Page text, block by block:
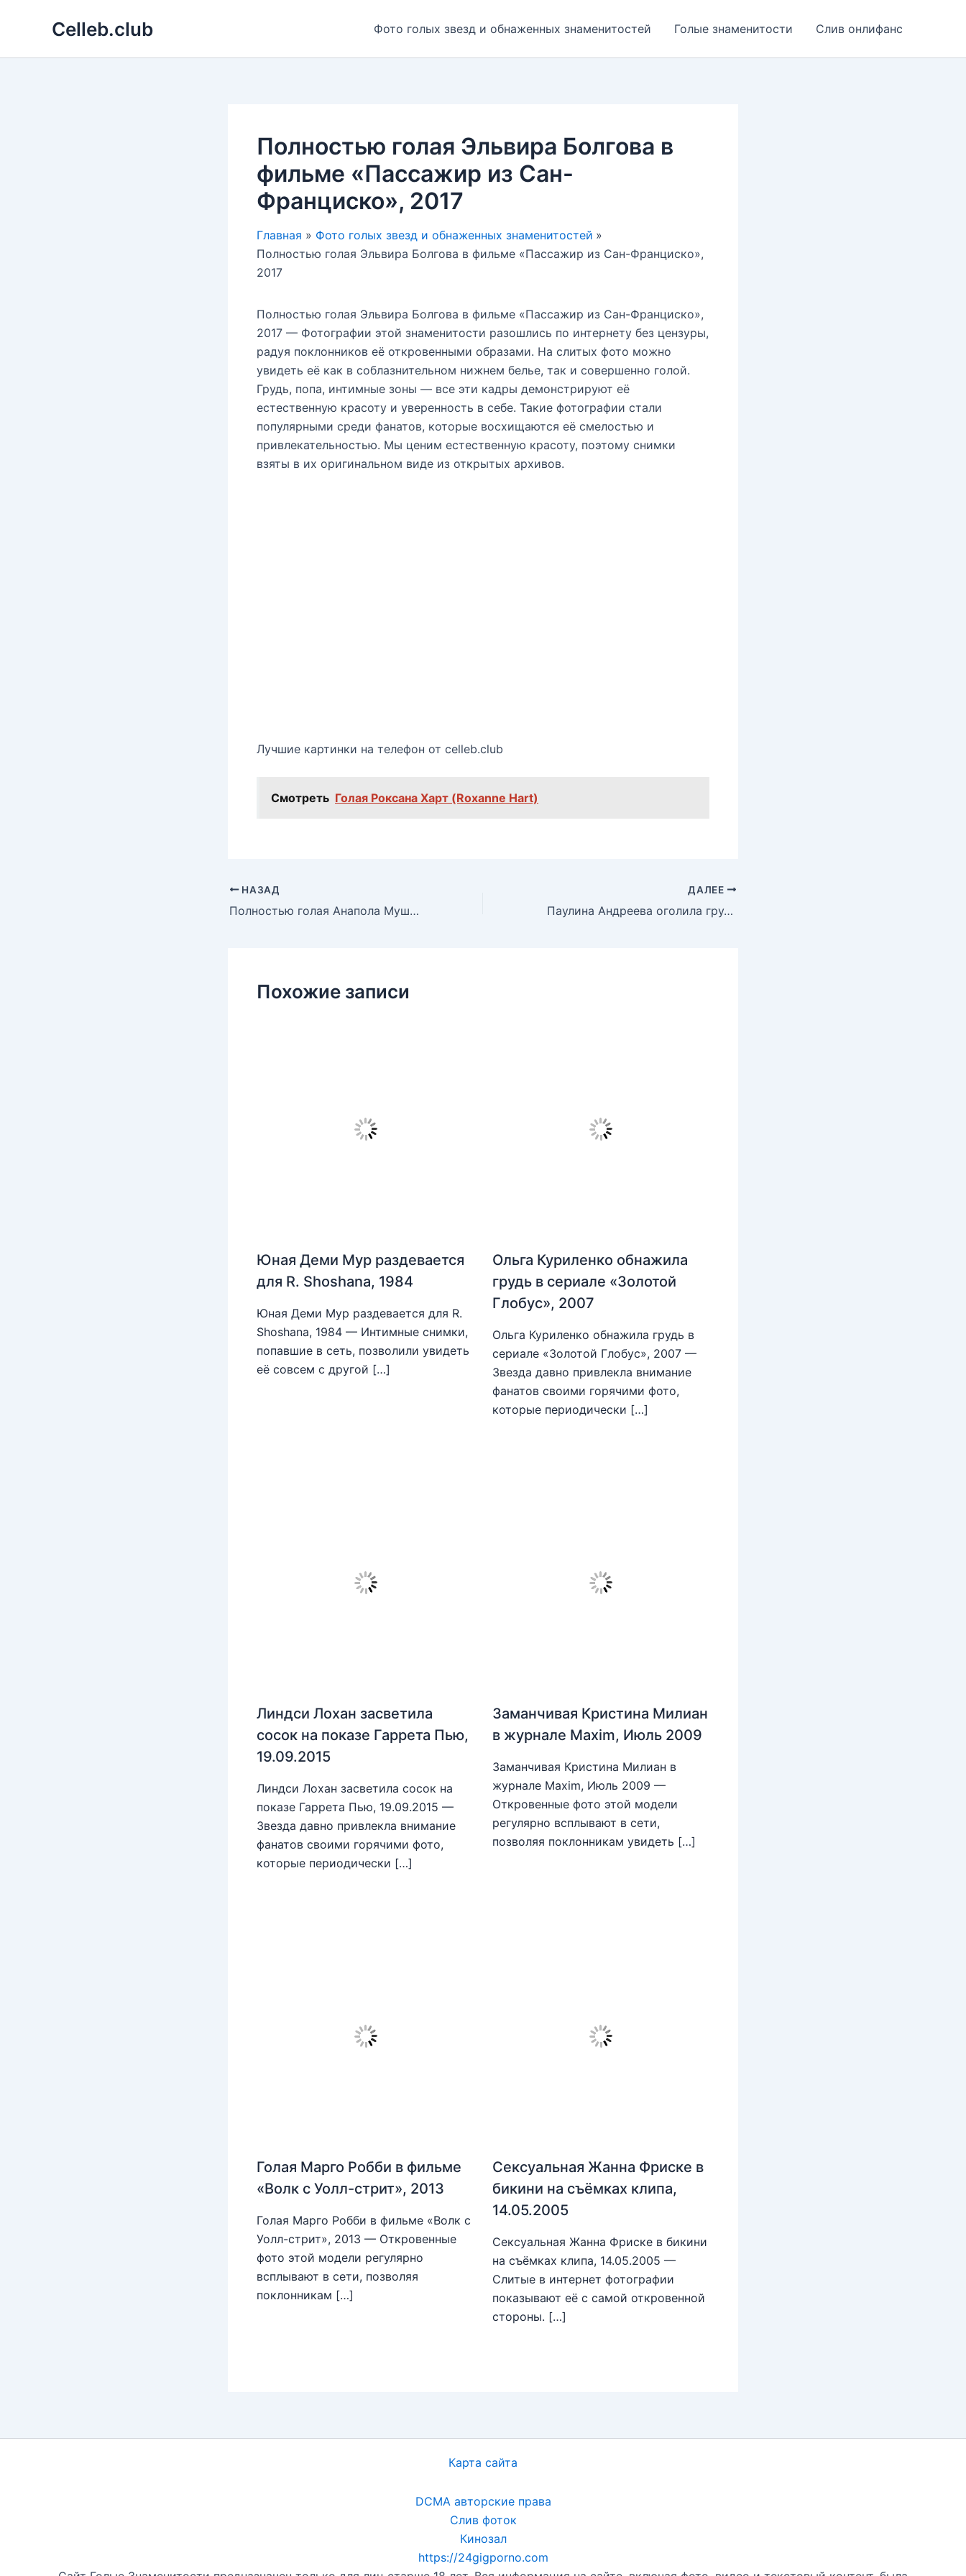
Celleb.club Фото голых звезд и обнаженных знаменитостей Голые знаменитости Слив онлифанс
Полностью голая Эльвира Болгова в
фильме «Пассажир из Сан-
Франциско», 2017
Главная
Фото голых звезд и обнаженных знаменитостей
Полностью голая Эльвира Болгова в фильме «Пассажир из Сан-Франциско»,
2017
Полностью голая Эльвира Болгова в фильме «Пассажир из Сан-Франциско»,
2017 — Фотографии этой знаменитости разошлись по интернету без цензуры,
радуя поклонников её откровенными образами. На слитых фото можно
увидеть её как в соблазнительном нижнем белье, так и совершенно голой.
Грудь, попа, интимные зоны — все эти кадры демонстрируют её
естественную красоту и уверенность в себе. Такие фотографии стали
популярными среди фанатов, которые восхищаются её смелостью и
привлекательностью. Мы ценим естественную красоту, поэтому снимки
взяты в их оригинальном виде из открытых архивов.
Лучшие картинки на телефон от celleb.club
Смотреть Голая Роксана Харт (Roxanne Hart)
НАЗАД
Полностью голая Анапола Мушкадиз в фильме «Битва на небесах»
ДАЛЕЕ
Паулина Андреева оголила грудь и попу в фильме «Саранча», 2013
Похожие записи
Юная Деми Мур раздевается
для R. Shoshana, 1984
Юная Деми Мур раздевается для R.
Shoshana, 1984 — Интимные снимки,
попавшие в сеть, позволили увидеть
её совсем с другой […]
Ольга Куриленко обнажила
грудь в сериале «Золотой
Глобус», 2007
Ольга Куриленко обнажила грудь в
сериале «Золотой Глобус», 2007 —
Звезда давно привлекла внимание
фанатов своими горячими фото,
которые периодически […]
Линдси Лохан засветила
сосок на показе Гаррета Пью,
19.09.2015
Линдси Лохан засветила сосок на
показе Гаррета Пью, 19.09.2015 —
Звезда давно привлекла внимание
фанатов своими горячими фото,
которые периодически […]
Заманчивая Кристина Милиан
в журнале Maxim, Июль 2009
Заманчивая Кристина Милиан в
журнале Maxim, Июль 2009 —
Откровенные фото этой модели
регулярно всплывают в сети,
позволяя поклонникам увидеть […]
Голая Марго Робби в фильме
«Волк с Уолл-стрит», 2013
Голая Марго Робби в фильме «Волк с
Уолл-стрит», 2013 — Откровенные
фото этой модели регулярно
всплывают в сети, позволяя
поклонникам […]
Сексуальная Жанна Фриске в
бикини на съёмках клипа,
14.05.2005
Сексуальная Жанна Фриске в бикини
на съёмках клипа, 14.05.2005 —
Слитые в интернет фотографии
показывают её с самой откровенной
стороны. […]
Карта сайта
DCMA авторские права
Слив фоток
Кинозал
https://24gigporno.com